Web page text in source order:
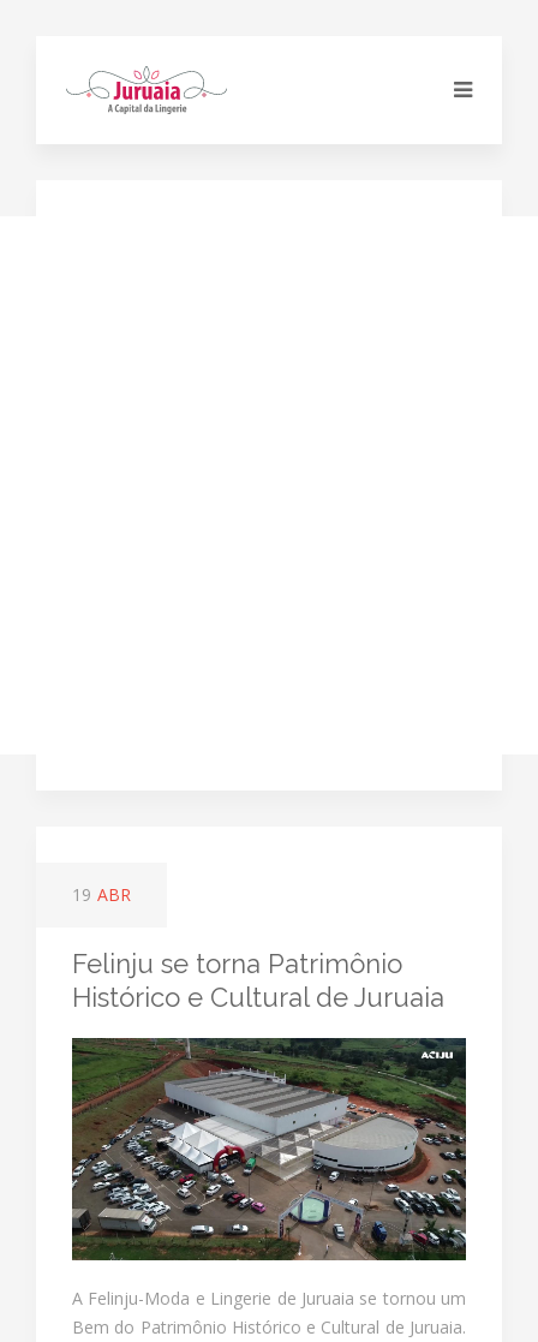
19 ABR
Felinju se torna Patrimônio
Histórico e Cultural de Juruaia
A Felinju-Moda e Lingerie de Juruaia se tornou um
Bem do Patrimônio Histórico e Cultural de Juruaia.